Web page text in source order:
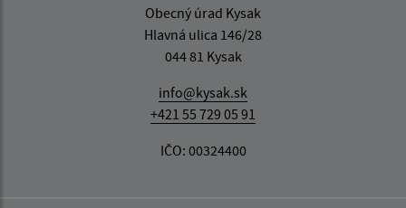
Obecný úrad Kysak
Hlavná ulica 146/28
044 81 Kysak
info@kysak.sk
+421 55 729 05 91
IČO: 00324400